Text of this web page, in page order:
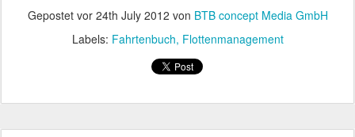
Gepostet vor 24th July 2012 von BTB concept Media GmbH
Labels: Fahrtenbuch Flottenmanagement